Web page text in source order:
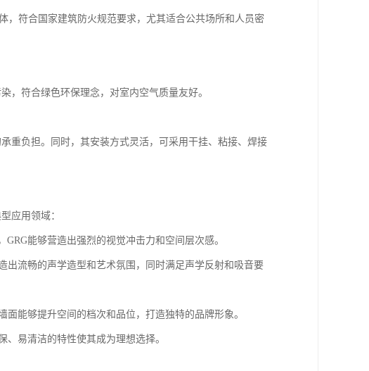
，符合国家建筑防火规范要求，尤其适合公共场所和人员密
，符合绿色环保理念，对室内空气质量友好。
重负担。同时，其安装方式灵活，可采用干挂、粘接、焊接
应用领域：
能够营造出强烈的视觉冲击力和空间层次感。
出流畅的声学造型和艺术氛围，同时满足声学反射和吸音要
能够提升空间的档次和品位，打造独特的品牌形象。
、易清洁的特性使其成为理想选择。